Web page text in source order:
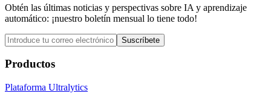
Obtén las últimas noticias y perspectivas sobre IA y aprendizaje
automático: ¡nuestro boletín mensual lo tiene todo!
Suscríbete
Productos
Plataforma Ultralytics